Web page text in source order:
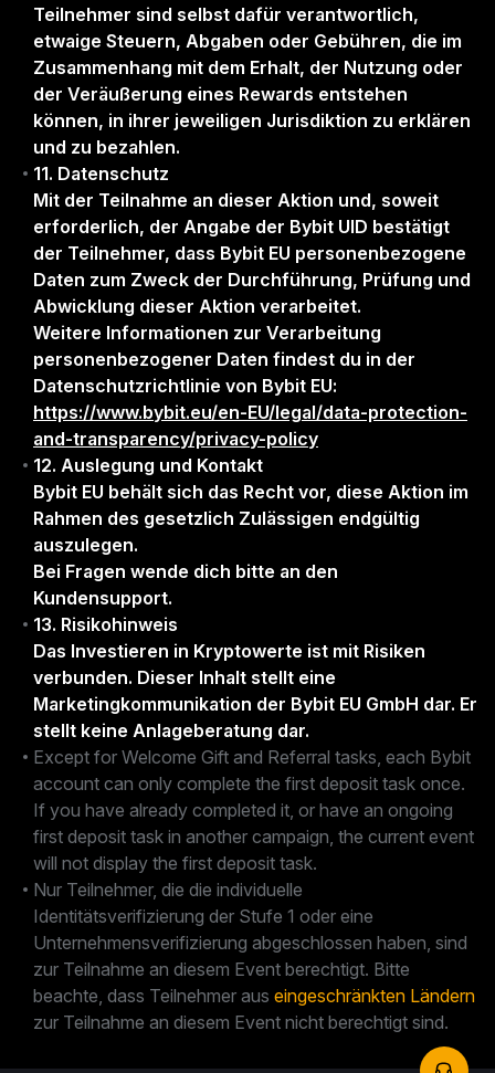
Teilnehmer sind selbst dafür verantwortlich,
etwaige Steuern, Abgaben oder Gebühren, die im
Zusammenhang mit dem Erhalt, der Nutzung oder
der Veräußerung eines Rewards entstehen
können, in ihrer jeweiligen Jurisdiktion zu erklären
und zu bezahlen.
11. Datenschutz
Mit der Teilnahme an dieser Aktion und, soweit
erforderlich, der Angabe der Bybit UID bestätigt
der Teilnehmer, dass Bybit EU personenbezogene
Daten zum Zweck der Durchführung, Prüfung und
Abwicklung dieser Aktion verarbeitet.
Weitere Informationen zur Verarbeitung
personenbezogener Daten findest du in der
Datenschutzrichtlinie von Bybit EU:
https://www.bybit.eu/en-EU/legal/data-protection-
and-transparency/privacy-policy
12. Auslegung und Kontakt
Bybit EU behält sich das Recht vor, diese Aktion im
Rahmen des gesetzlich Zulässigen endgültig
auszulegen.
Bei Fragen wende dich bitte an den
Kundensupport.
13. Risikohinweis
Das Investieren in Kryptowerte ist mit Risiken
verbunden. Dieser Inhalt stellt eine
Marketingkommunikation der Bybit EU GmbH dar. Er
stellt keine Anlageberatung dar.
Except for Welcome Gift and Referral tasks, each Bybit
account can only complete the first deposit task once.
If you have already completed it, or have an ongoing
first deposit task in another campaign, the current event
will not display the first deposit task.
Nur Teilnehmer, die die individuelle
Identitätsverifizierung der Stufe 1 oder eine
Unternehmensverifizierung abgeschlossen haben, sind
zur Teilnahme an diesem Event berechtigt. Bitte
beachte, dass Teilnehmer aus eingeschränkten Ländern
zur Teilnahme an diesem Event nicht berechtigt sind.